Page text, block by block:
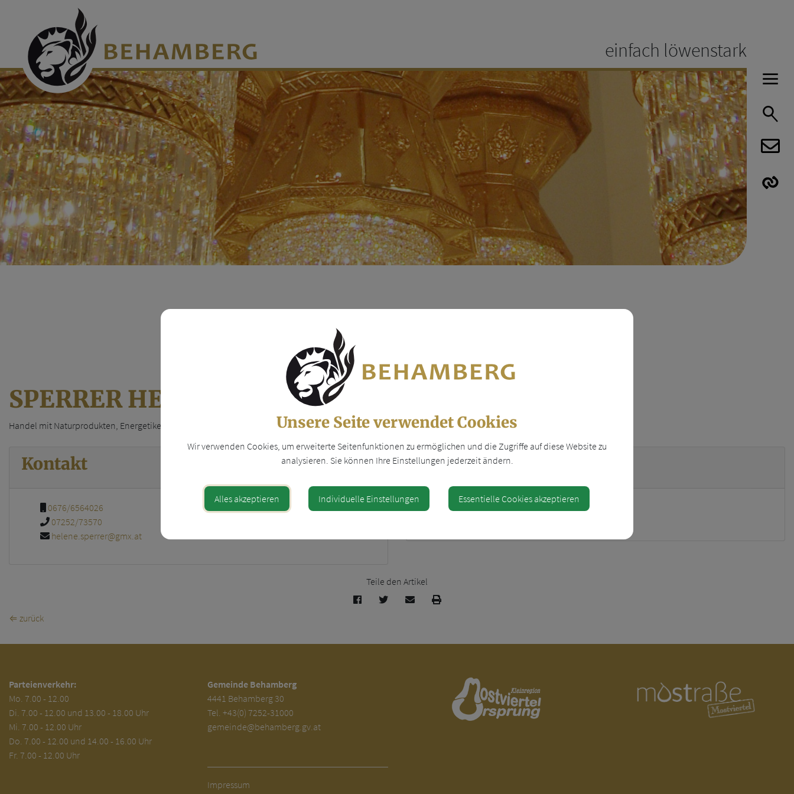
einfach löwenstark
SPERRER HELENE VITAL MANAGEMENT
Handel mit Naturprodukten, Energetiker,
Kontakt
0676/6564026
07252/73570
helene.sperrer@gmx.at
Standort
Wachtberg 96
Teile den Artikel
⇐ zurück
Parteienverkehr:
Mo. 7.00 - 12.00
Di. 7.00 - 12.00 und 13.00 - 18.00 Uhr
Mi. 7.00 - 12.00 Uhr
Do. 7.00 - 12.00 und 14.00 - 16.00 Uhr
Fr. 7.00 - 12.00 Uhr
Gemeinde Behamberg
4441 Behamberg 30
Tel. +43(0) 7252-31000
gemeinde@behamberg.gv.at
Impressum
Unsere Seite verwendet Cookies
Wir verwenden Cookies, um erweiterte Seitenfunktionen zu ermöglichen und die Zugriffe auf diese Website zu
analysieren. Sie können Ihre Einstellungen jederzeit ändern.
Alles akzeptieren Individuelle Einstellungen Essentielle Cookies akzeptieren